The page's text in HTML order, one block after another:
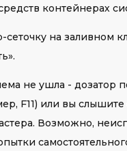
контейнерах
на заливном
не ушла - дозатор
F11) или вы слышите
Возможно,